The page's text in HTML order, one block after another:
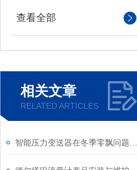
查看全部
相关文章
RELATED ARTICLES